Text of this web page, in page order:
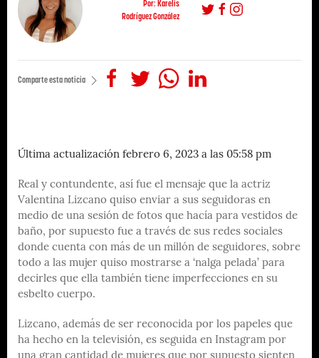
Por: Karelis
Rodríguez González
Comparte esta noticia
Última actualización febrero 6, 2023 a las 05:58 pm
Real y contundente, así fue el mensaje que la actriz
Valentina Lizcano quiso enviar a sus seguidoras en
medio de una sesión de fotos que hacía para vestidos de
baño, por supuesto fue a través de sus redes sociales
donde cuenta con más de un millón de seguidores, sobre
todo a las mujer quiso mostrarse a ‘nalga pelada’ para
decirles que ella también tiene imperfecciones en su
esbelto cuerpo.
Lizcano, además de ser reconocida por los papeles que
ha hecho en la televisión, es seguida en Instagram por